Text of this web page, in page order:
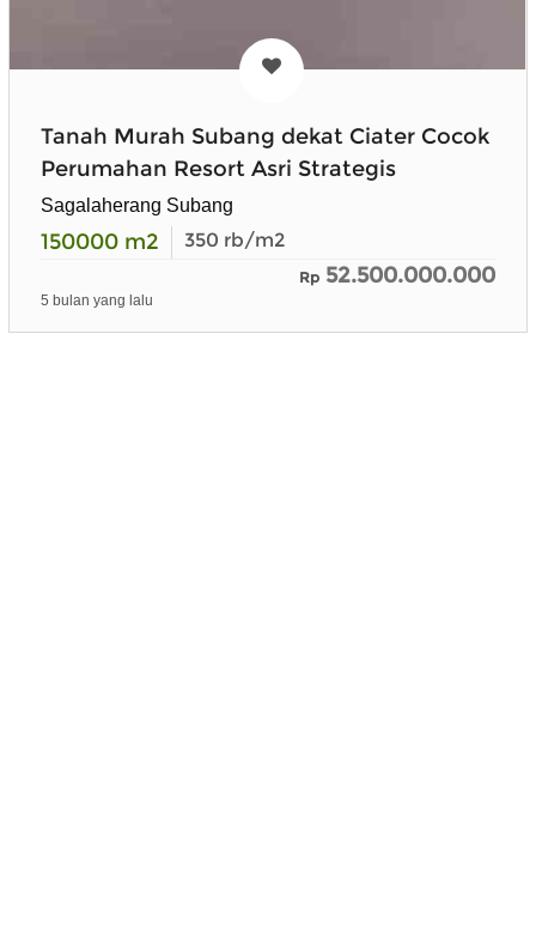
Tanah Murah Subang dekat Ciater Cocok
Perumahan Resort Asri Strategis
Sagalaherang Subang
150000 m2 350 rb/m2
Rp 52.500.000.000
5 bulan yang lalu